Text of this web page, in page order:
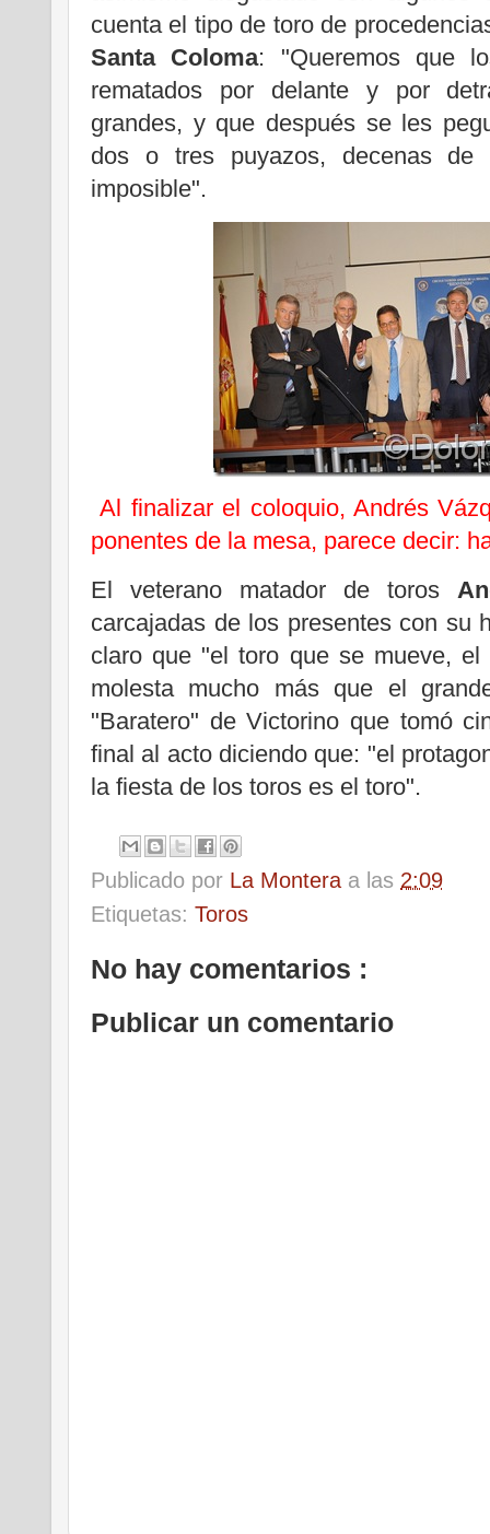
cuenta el tipo de toro de
Santa Coloma: "Queremos que
rematados por delante y por
grandes, y que después se les
dos o tres puyazos, decenas de
imposible".
Al finalizar el coloquio, Andrés
ponentes de la mesa, parece decir:
El veterano matador de toros
carcajadas de los presentes con su
claro que "el toro que se mueve,
molesta mucho más que el
"Baratero" de Victorino que tomó
final al acto diciendo que: "el
la fiesta de los toros es el toro".
Publicado por La Montera a las 2:09
Etiquetas: Toros
No hay comentarios :
Publicar un comentario